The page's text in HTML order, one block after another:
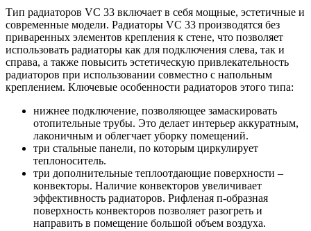
Тип радиаторов VC 33 включает в себя мощные, эстетичные и
современные модели. Радиаторы VC 33 производятся без
приваренных элементов крепления к стене, что позволяет
использовать радиаторы как для подключения слева, так и
справа, а также повысить эстетическую привлекательность
радиаторов при использовании совместно с напольным
креплением. Ключевые особенности радиаторов этого типа:
нижнее подключение, позволяющее замаскировать
отопительные трубы. Это делает интерьер аккуратным,
лаконичным и облегчает уборку помещений.
три стальные панели, по которым циркулирует
теплоноситель.
три дополнительные теплоотдающие поверхности –
конвекторы. Наличие конвекторов увеличивает
эффективность радиаторов. Рифленая п-образная
поверхность конвекторов позволяет разогреть и
направить в помещение большой объем воздуха.